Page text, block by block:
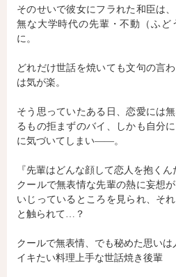
閉じる
そのせいで彼女にフラれた和臣は
無な大学時代の先輩・不動（ふど
に。
どれだけ世話を焼いても文句の言
は気が楽。
そう思っていたある日、恋愛には
るもの拒まずのバイ、しかも自分
に気づいてしまい――。
『先輩はどんな顔して恋人を抱くん
クールで無表情な先輩の熱に妄想
いじっているところを見られ、そ
と触られて…？
クールで無表情、でも秘めた思い
イキたい料理上手な世話焼き後輩